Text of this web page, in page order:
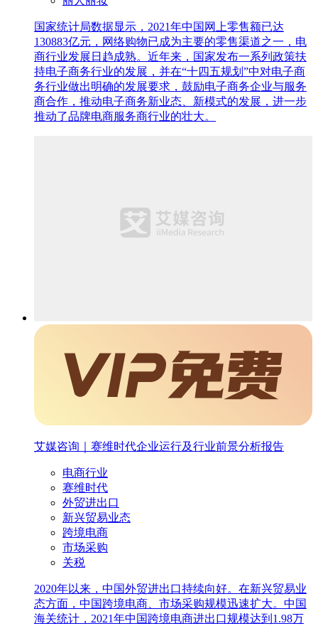
国家统计局数据显示，2021年中国网上零售额已达
130883亿元，网络购物已成为主要的零售渠道之一，电
商行业发展日趋成熟。近年来，国家发布一系列政策扶
持电子商务行业的发展，并在“十四五规划”中对电子商
务行业做出明确的发展要求，鼓励电子商务企业与服务
商合作，推动电子商务新业态、新模式的发展，进一步
推动了品牌电商服务商行业的壮大。
艾媒咨询｜赛维时代企业运行及行业前景分析报告
电商行业
赛维时代
外贸进出口
新兴贸易业态
跨境电商
市场采购
关税
2020年以来，中国外贸进出口持续向好。在新兴贸易业
态方面，中国跨境电商、市场采购规模迅速扩大。中国
海关统计，2021年中国跨境电商进出口规模达到1.98万